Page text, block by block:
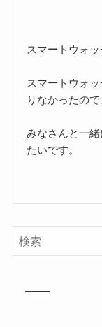
スマートウォ
スマートウォ
りなかったので
みなさんと一
たいです。